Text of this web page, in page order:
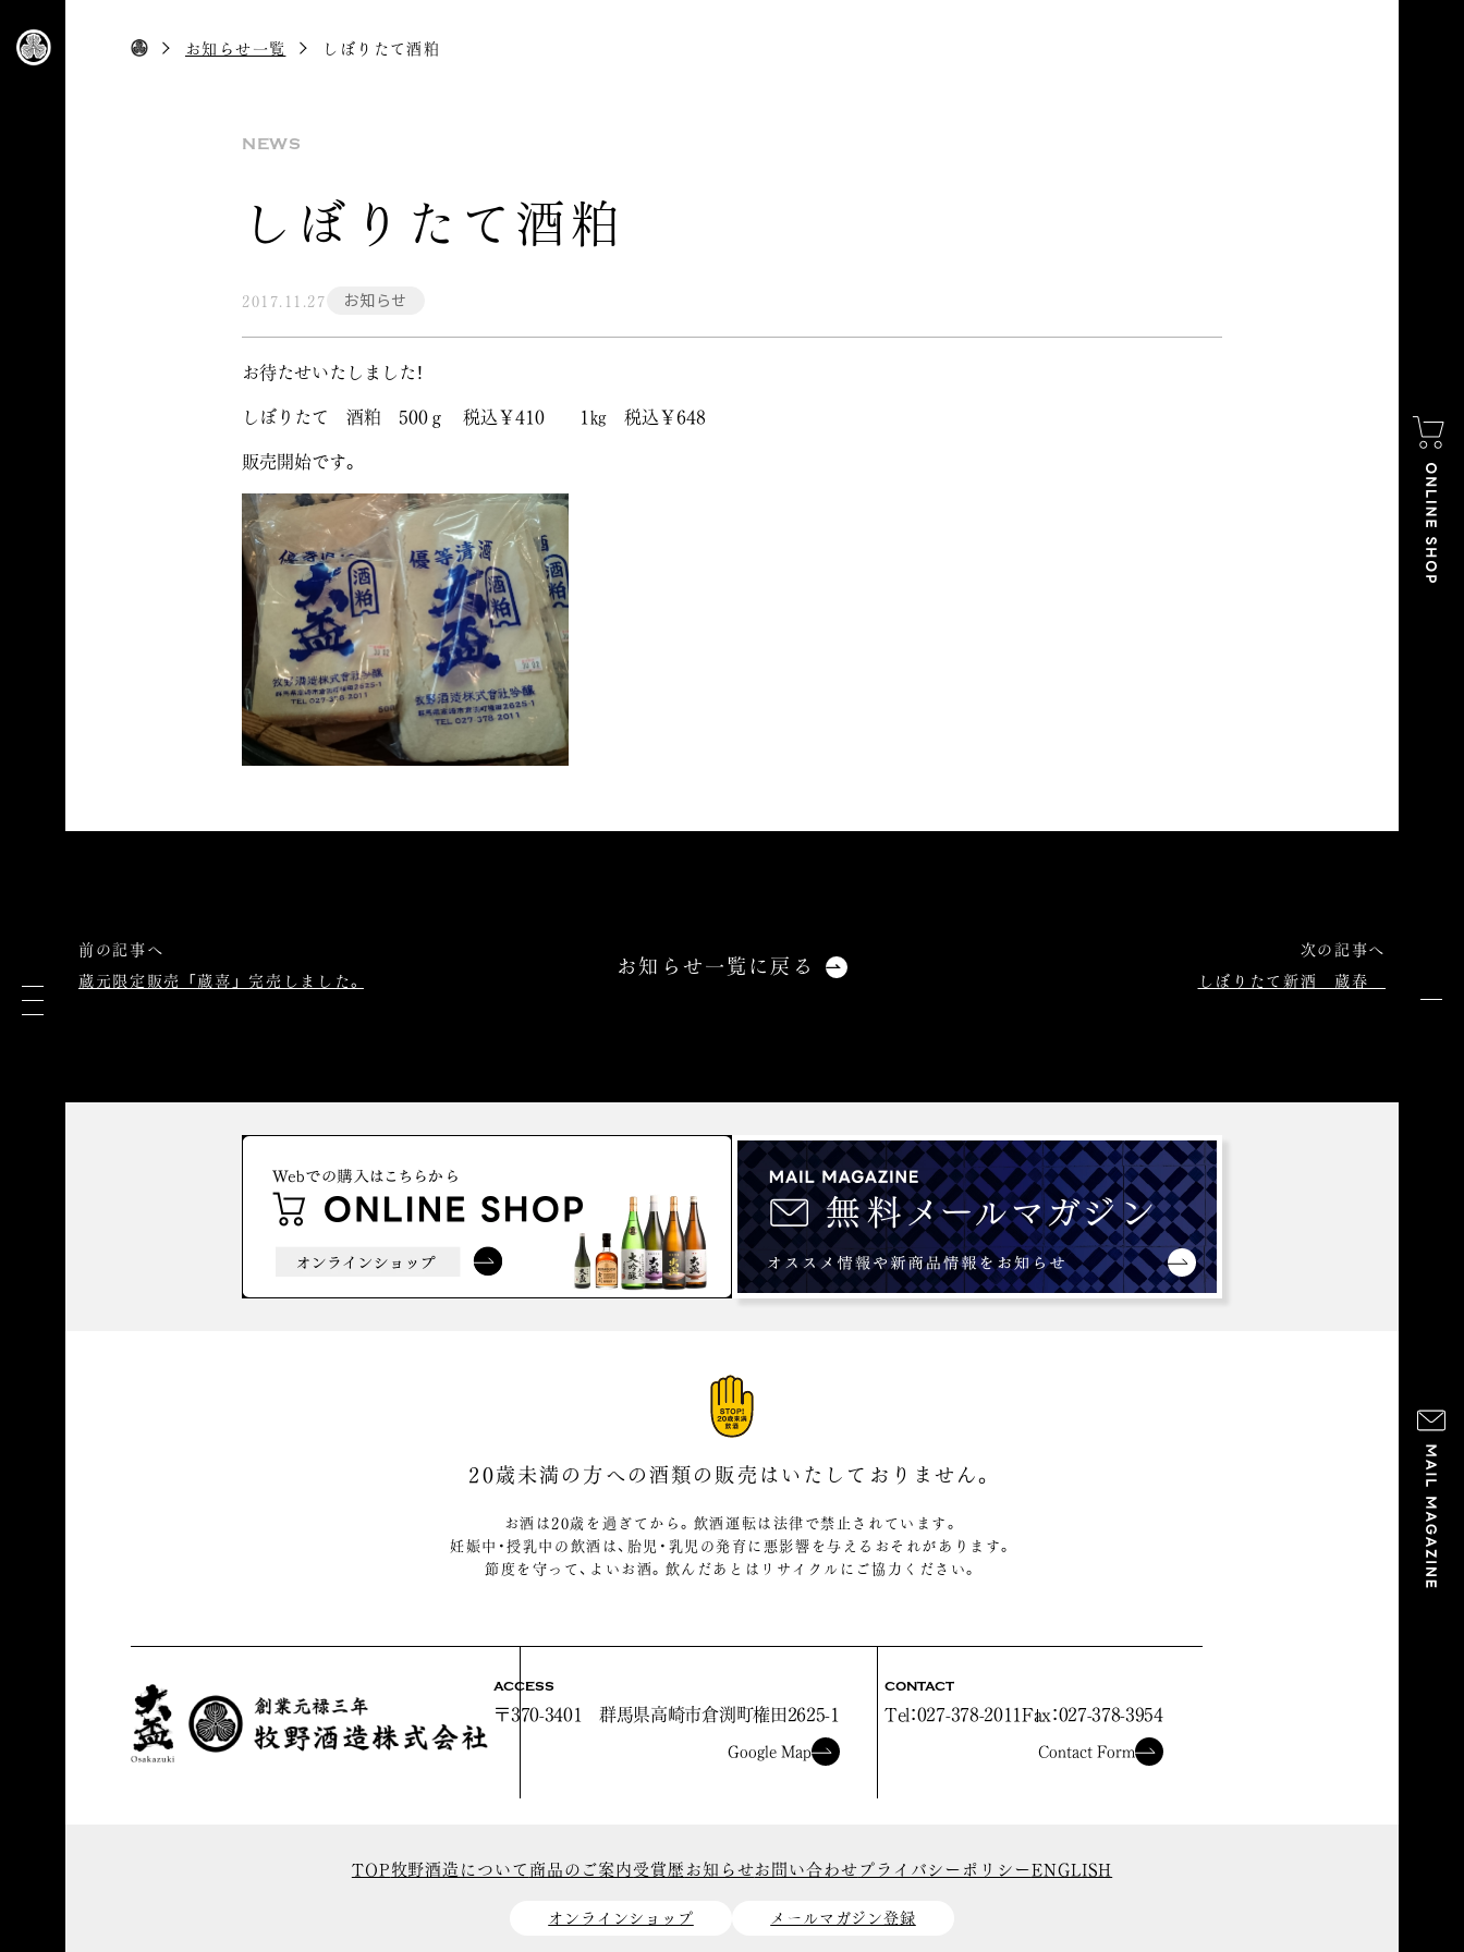
お知らせ一覧 しぼりたて酒粕
NEWS
しぼりたて酒粕
2017.11.27 お知らせ
お待たせいたしました！
しぼりたて 酒粕 500ｇ 税込￥410 1㎏ 税込￥648
販売開始です。
前の記事へ
蔵元限定販売 「蔵喜」 完売しました。
お知らせ一覧に戻る
次の記事へ
しぼりたて新酒 蔵春
20歳未満の方への酒類の販売は いたしておりません。
お酒は20歳を過ぎてから。飲酒運転は法律で禁止されています。
妊娠中・授乳中の飲酒は、胎児・乳児の発育に悪影響を与えるおそれがあります。
節度を守って、よいお酒。飲んだあとはリサイクルにご協力ください。
ACCESS
〒370-3401 群馬県高崎市倉渕町権田2625-1
Google Map
CONTACT
Tel：027-378-2011 Fax：027-378-3954
Contact Form
TOP 牧野酒造について 商品のご案内受賞歴 お知らせお問い合わせ プライバシーポリシーENGLISH
オンラインショップ メールマガジン登録